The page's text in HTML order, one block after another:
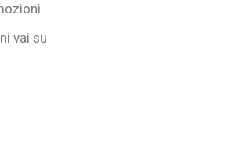
vai su